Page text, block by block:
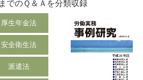
でのＱ＆Ａを分類収録
厚生年金法
安全衛生法
派遣法